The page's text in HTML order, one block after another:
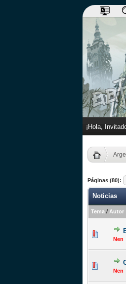
¡Hola,
Páginas (80):
Noticias
Tema / Autor
Nen
Nen